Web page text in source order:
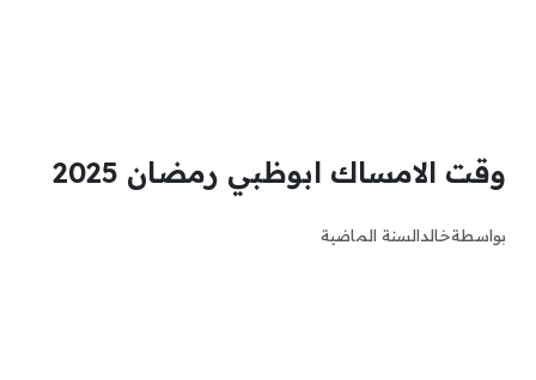
وقت الامساك ابوظبي رمضان 2025
بواسطةخالدالسنة الماضية